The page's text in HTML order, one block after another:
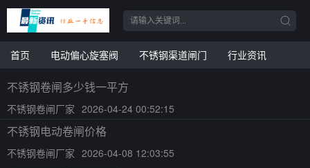
首页 电动偏心旋塞阀 不锈钢渠道闸门 行业资讯
不锈钢卷闸多少钱一平方
不锈钢卷闸厂家 2026-04-24 00:52:15
不锈钢电动卷闸价格
不锈钢卷闸厂家 2026-04-08 12:03:55